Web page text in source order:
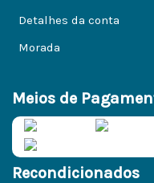
Detalhes da conta
Morada
Meios de
Recondicionados